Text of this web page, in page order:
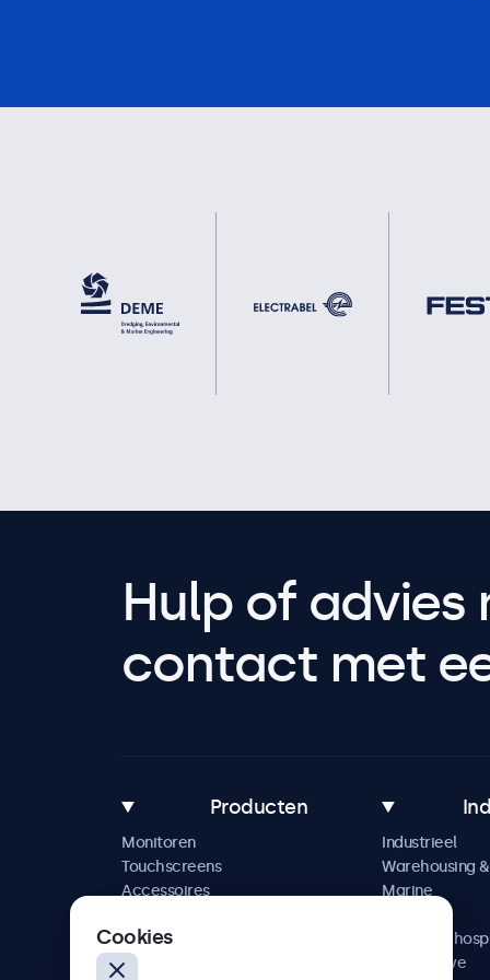
Hulp of advies
contact met
Producten
Monitoren
Touchscreens
Accessoires
Industrieel
Warehousing
Marine
Horeca &
Automotive
Cookies